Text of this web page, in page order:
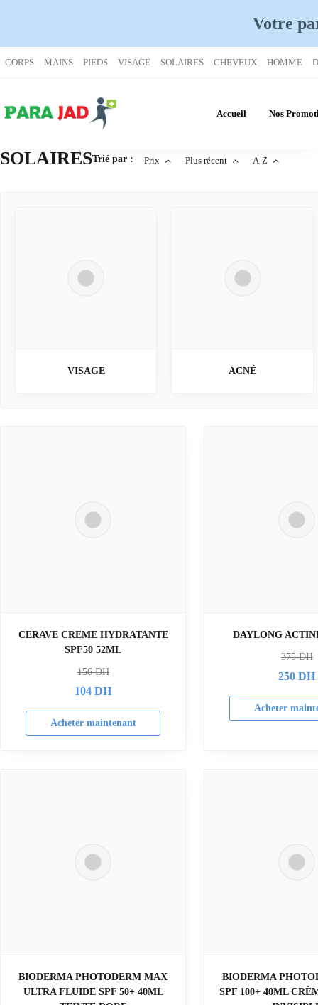
Votre
CORPS MAINS PIEDS VISAGE SOLAIRES CHEVEUX HOMME
Accueil Nos
SOLAIRESTrié par : Prix Plus récent A-Z
VISAGE ACNÉ
CERAVE CREME HYDRATANTE
SPF50 52ML
156DH
104 DH
Acheter maintenant
DAYLONG
375DH
250 DH
Acheter
BIODERMA PHOTODERM MAX
ULTRA FLUIDE SPF 50+ 40ML
BIODERMA
SPF 100+ 40ML